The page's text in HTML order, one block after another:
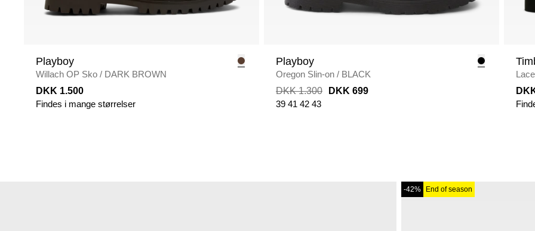
Playboy
Willach OP Sko / DARK BROWN
DKK 1.500
Findes i mange størrelser
Playboy
Oregon Slin-on / BLACK
DKK 1.300
DKK 699
39 41 42 43
-42% End of season